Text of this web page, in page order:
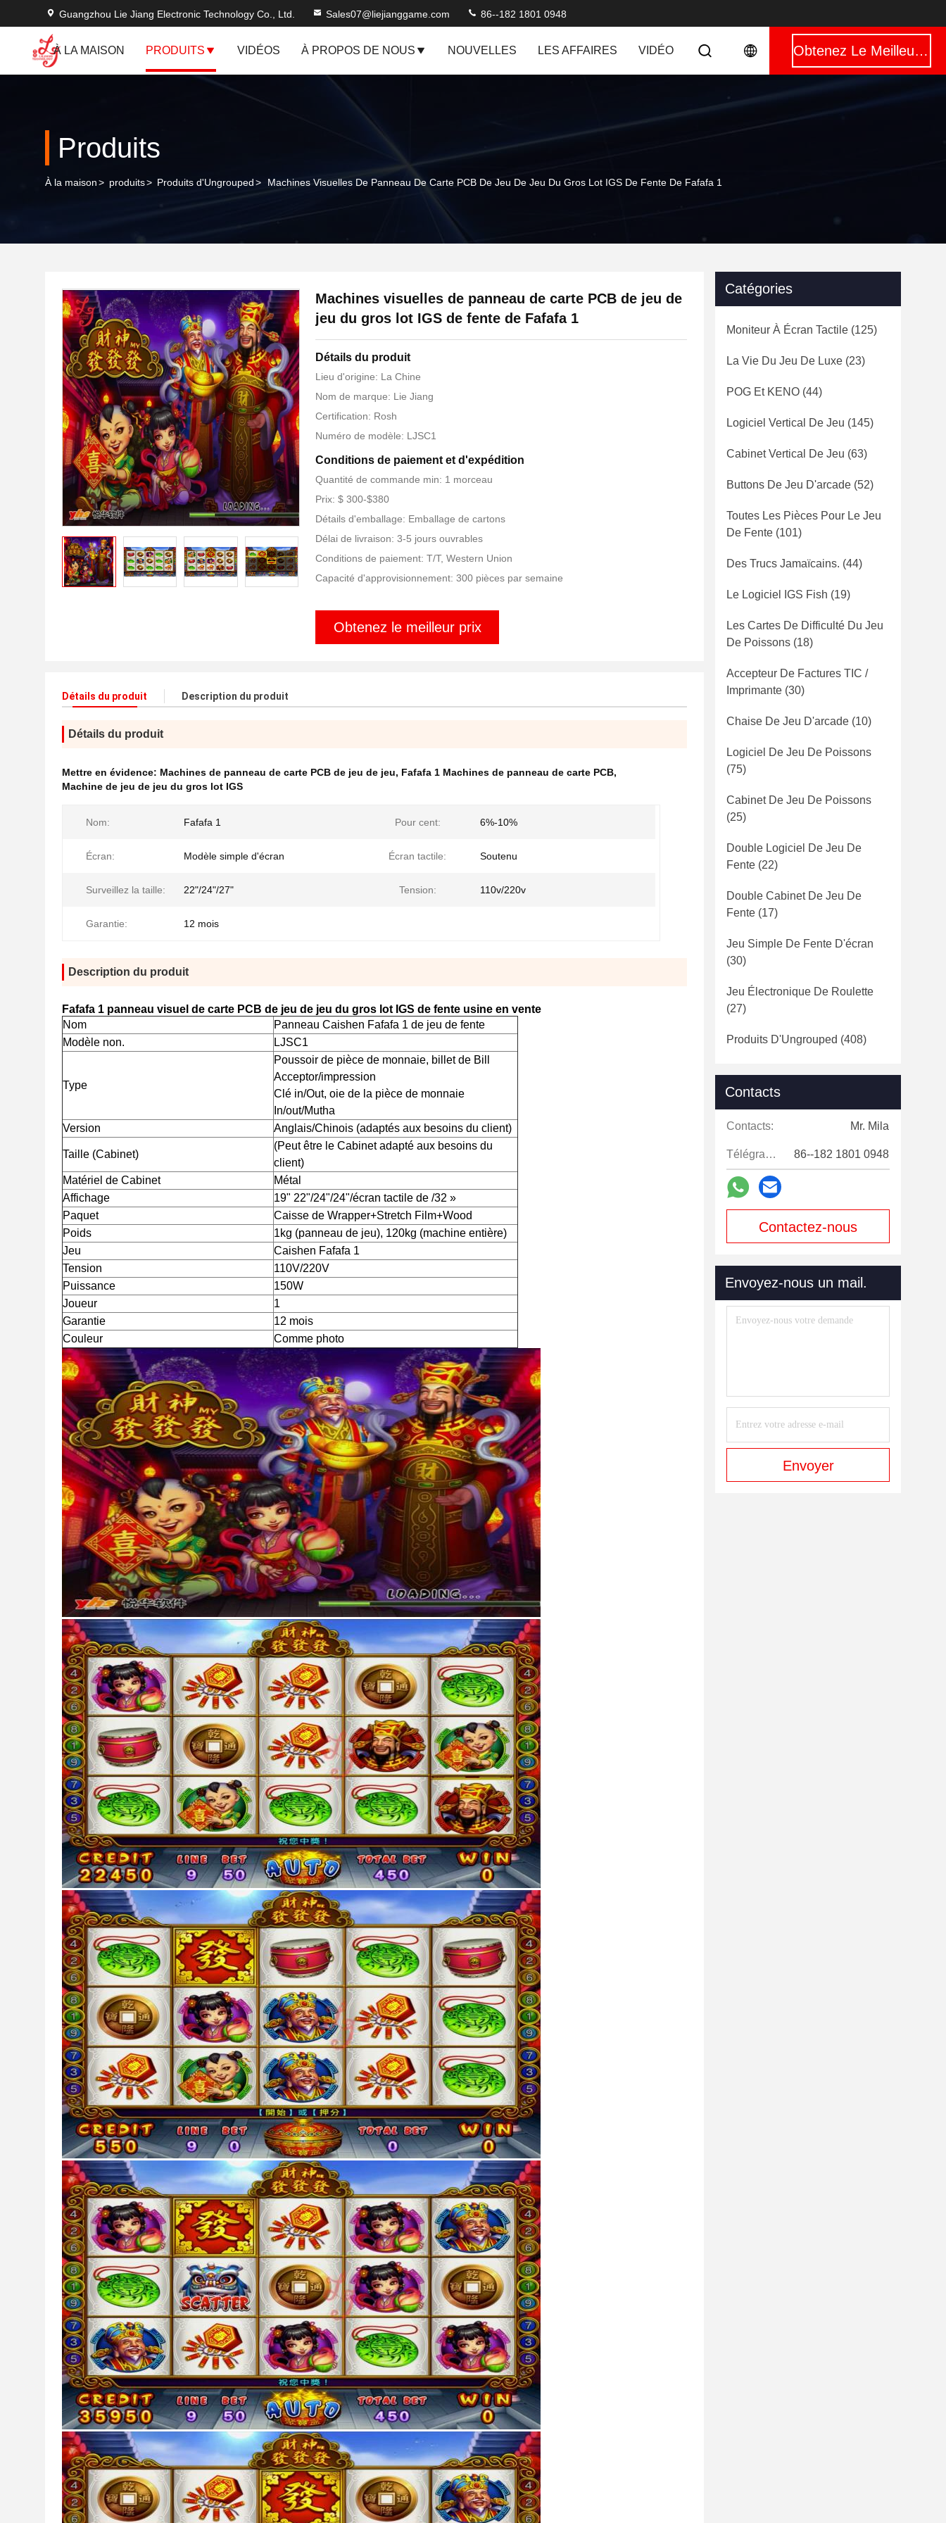
Guangzhou Lie Jiang Electronic Technology Co., Ltd. Sales07@liejianggame.com 86--182 1801 0948
À LA MAISON PRODUITS VIDÉOS À PROPOS DE NOUS NOUVELLES LES AFFAIRES VIDÉO Obtenez Le Meilleur Prix
Produits
À la maison> produits> Produits d'Ungrouped> Machines Visuelles De Panneau De Carte PCB De Jeu De Jeu Du Gros Lot IGS De Fente De Fafafa 1
Machines visuelles de panneau de carte PCB de jeu de
jeu du gros lot IGS de fente de Fafafa 1
Détails du produit
Lieu d'origine: La Chine
Nom de marque: Lie Jiang
Certification: Rosh
Numéro de modèle: LJSC1
Conditions de paiement et d'expédition
Quantité de commande min: 1 morceau
Prix: $ 300-$380
Détails d'emballage: Emballage de cartons
Délai de livraison: 3-5 jours ouvrables
Conditions de paiement: T/T, Western Union
Capacité d'approvisionnement: 300 pièces par semaine
Obtenez le meilleur prix
Détails du produit Description du produit
Détails du produit
Mettre en évidence: Machines de panneau de carte PCB de jeu de jeu, Fafafa 1 Machines de panneau de carte PCB,
Machine de jeu de jeu du gros lot IGS
Nom: Fafafa 1 Pour cent: 6%-10%
Écran: Modèle simple d'écran Écran tactile: Soutenu
Surveillez la taille: 22"/24"/27" Tension: 110v/220v
Garantie: 12 mois
Description du produit
Fafafa 1 panneau visuel de carte PCB de jeu de jeu du gros lot IGS de fente usine en vente
Nom
Panneau Caishen Fafafa 1 de jeu de fente
Modèle non.
LJSC1
Type
Poussoir de pièce de monnaie, billet de Bill
Acceptor/impression
Clé in/Out, oie de la pièce de monnaie
In/out/Mutha
Version
Anglais/Chinois (adaptés aux besoins du client)
Taille (Cabinet)
(Peut être le Cabinet adapté aux besoins du
client)
Matériel de Cabinet
Métal
Affichage
19" 22"/24"/24"/écran tactile de /32 »
Paquet
Caisse de Wrapper+Stretch Film+Wood
Poids
1kg (panneau de jeu), 120kg (machine entière)
Jeu
Caishen Fafafa 1
Tension
110V/220V
Puissance
150W
Joueur
1
Garantie
12 mois
Couleur
Comme photo
Catégories
Moniteur À Écran Tactile (125)
La Vie Du Jeu De Luxe (23)
POG Et KENO (44)
Logiciel Vertical De Jeu (145)
Cabinet Vertical De Jeu (63)
Buttons De Jeu D'arcade (52)
Toutes Les Pièces Pour Le Jeu
De Fente (101)
Des Trucs Jamaïcains. (44)
Le Logiciel IGS Fish (19)
Les Cartes De Difficulté Du Jeu
De Poissons (18)
Accepteur De Factures TIC /
Imprimante (30)
Chaise De Jeu D'arcade (10)
Logiciel De Jeu De Poissons
(75)
Cabinet De Jeu De Poissons
(25)
Double Logiciel De Jeu De
Fente (22)
Double Cabinet De Jeu De
Fente (17)
Jeu Simple De Fente D'écran
(30)
Jeu Électronique De Roulette
(27)
Produits D'Ungrouped (408)
Contacts
Contacts: Mr. Mila
Télégramme: 86--182 1801 0948
Contactez-nous
Envoyez-nous un mail.
Envoyer